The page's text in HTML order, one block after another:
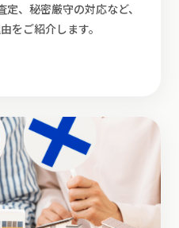
、秘密厳守の対応など、
をご紹介します。